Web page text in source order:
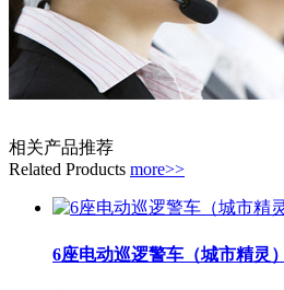
相关产品推荐
Related Products more>>
6座电动巡逻警车（城市精灵）